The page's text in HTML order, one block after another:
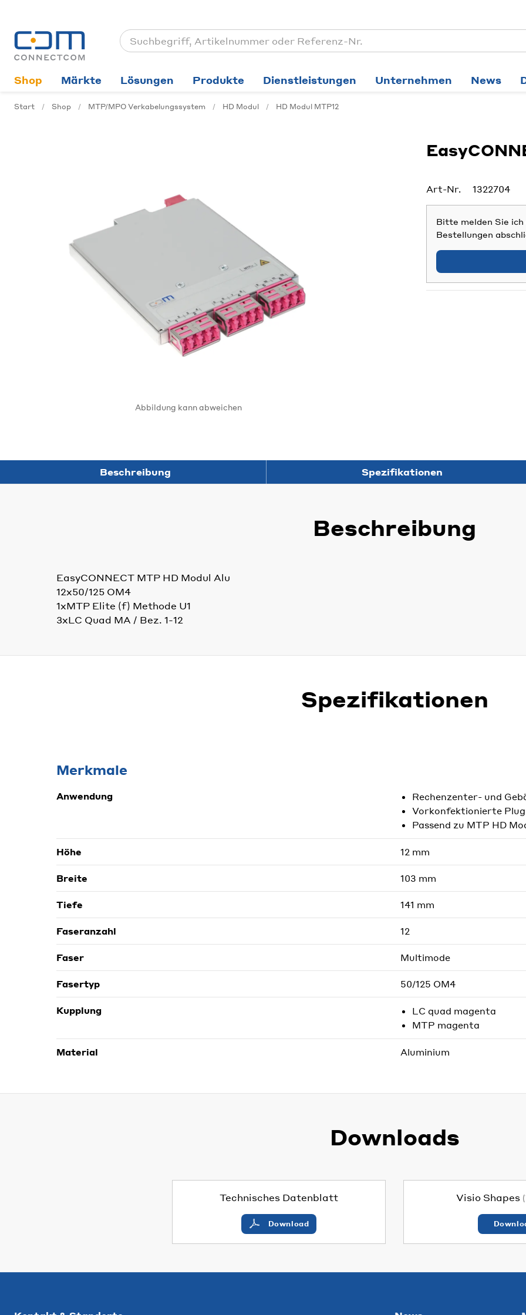
Shop Märkte Lösungen Produkte Dienstleistungen Unternehmen News
Start Shop MTP/MPO Verkabelungssystem HD Modul HD Modul MTP12
Abbildung kann abweichen
Bitte melden Sie ich
Bestellungen
Art-Nr. 1322704
Beschreibung Spezifikationen
Beschreibung
EasyCONNECT MTP HD Modul Alu
12x50/125 OM4
1xMTP Elite (f) Methode U1
3xLC Quad MA / Bez. 1-12
Spezifikationen
Merkmale
Anwendung
Rechenzenter- und
Vorkonfektionierte
Passend zu MTP HD
Höhe 12 mm
Breite 103 mm
Tiefe 141 mm
Faseranzahl 12
Faser Multimode
Fasertyp 50/125 OM4
Kupplung
LC quad magenta
MTP magenta
Material Aluminium
Downloads
Technisches Datenblatt
Download
Visio Shapes